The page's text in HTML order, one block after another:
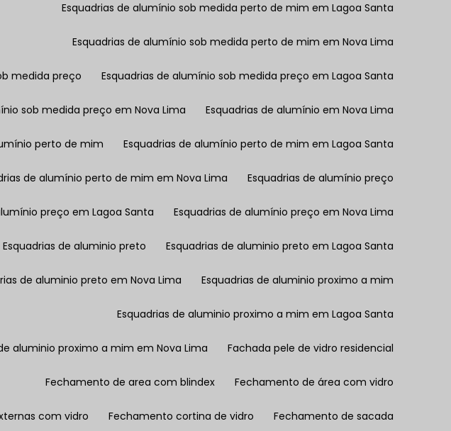
Esquadrias de alumínio sob medida perto de mim em Lagoa Santa
Esquadrias de alumínio sob medida perto de mim em Nova Lima
medida preço Esquadrias de alumínio sob medida preço em Lagoa Santa
sob medida preço em Nova Lima Esquadrias de alumínio em Nova Lima
perto de mim Esquadrias de alumínio perto de mim em Lagoa Santa
de alumínio perto de mim em Nova Lima Esquadrias de alumínio preço
preço em Lagoa Santa Esquadrias de alumínio preço em Nova Lima
Esquadrias de aluminio preto Esquadrias de aluminio preto em Lagoa Santa
de aluminio preto em Nova Lima Esquadrias de aluminio proximo a mim
Esquadrias de aluminio proximo a mim em Lagoa Santa
de aluminio proximo a mim em Nova Lima Fachada pele de vidro residencial
Fechamento de area com blindex Fechamento de área com vidro
com vidro Fechamento cortina de vidro Fechamento de sacada